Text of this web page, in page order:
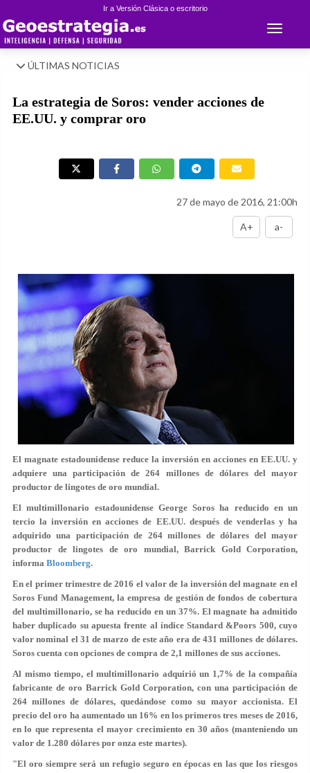
Ir a Versión Clásica o escritorio
Toggle
ÚLTIMAS NOTICIAS
La estrategia de Soros: vender acciones de
EE.UU. y comprar oro
27 de mayo de 2016, 21:00h
A+ a-
El magnate estadounidense reduce la inversión en acciones en EE.UU. y
adquiere una participación de 264 millones de dólares del mayor
productor de lingotes de oro mundial.
El multimillonario estadounidense George Soros ha reducido en un
tercio la inversión en acciones de EE.UU. después de venderlas y ha
adquirido una participación de 264 millones de dólares del mayor
productor de lingotes de oro mundial, Barrick Gold Corporation,
informa Bloomberg.
En el primer trimestre de 2016 el valor de la inversión del magnate en el
Soros Fund Management, la empresa de gestión de fondos de cobertura
del multimillonario, se ha reducido en un 37%. El magnate ha admitido
haber duplicado su apuesta frente al índice Standard &Poors 500, cuyo
valor nominal el 31 de marzo de este año era de 431 millones de dólares.
Soros cuenta con opciones de compra de 2,1 millones de sus acciones.
Al mismo tiempo, el multimillonario adquirió un 1,7% de la compañía
fabricante de oro Barrick Gold Corporation, con una participación de
264 millones de dólares, quedándose como su mayor accionista. El
precio del oro ha aumentado un 16% en los primeros tres meses de 2016,
en lo que representa el mayor crecimiento en 30 años (manteniendo un
valor de 1.280 dólares por onza este martes).
"El oro siempre será un refugio seguro en épocas en las que los riesgos